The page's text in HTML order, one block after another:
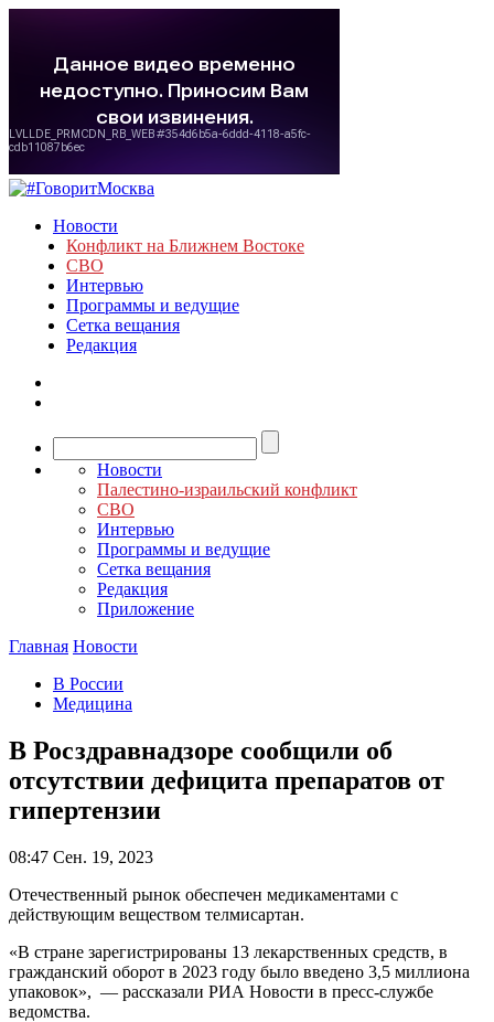
Новости
Конфликт на Ближнем Востоке
СВО
Интервью
Программы и ведущие
Сетка вещания
Редакция
Новости
Палестино-израильский конфликт
СВО
Интервью
Программы и ведущие
Сетка вещания
Редакция
Приложение
Главная Новости
В России
Медицина
В Росздравнадзоре сообщили об
отсутствии дефицита препаратов от
гипертензии
08:47 Сен. 19, 2023
Отечественный рынок обеспечен медикаментами с
действующим веществом телмисартан.
«В стране зарегистрированы 13 лекарственных средств, в
гражданский оборот в 2023 году было введено 3,5 миллиона
упаковок», — рассказали РИА Новости в пресс-службе
ведомства.